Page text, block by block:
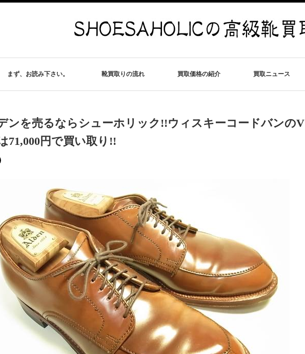
まず、お読み下さい。 靴買取りの流れ 買取価格の紹介 買取ニュース
ンを売るならシューホリック!!ウィスキーコードバンのV
71,000円で買い取り!!